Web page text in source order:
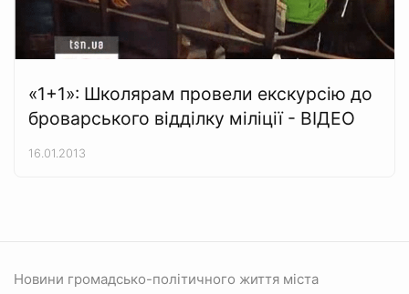
«1+1»: Школярам провели екскурсію до
броварського відділку міліції - ВІДЕО
16.01.2013
Новини громадсько-політичного життя міста